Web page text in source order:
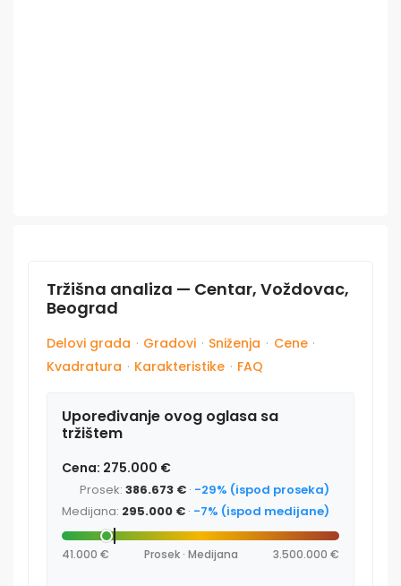
Tržišna analiza — Centar, Voždovac,
Beograd
Delovi grada · Gradovi · Sniženja · Cene ·
Kvadratura · Karakteristike · FAQ
Upoređivanje ovog oglasa sa
tržištem
Cena: 275.000 €
Prosek: 386.673 € · -29% (ispod proseka)
Medijana: 295.000 € · -7% (ispod medijane)
41.000 € Prosek · Medijana 3.500.000 €